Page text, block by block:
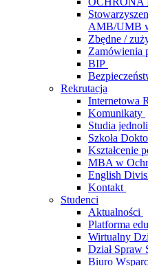
AMB/UMB
Zbędne /
Zamówienia
BIP
Rekrutacja
Internetowa
Komunikaty
Studia
Szkoła
Kształcenie
MBA w
English
Kontakt
Studenci
Aktualności
Platforma
Wirtualny
Dział Spraw
Biuro